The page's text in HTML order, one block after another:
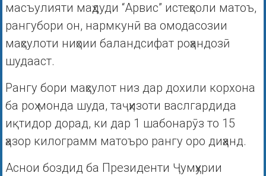
масъулияти маҳдуди “Арвис” истеҳсоли матоъ,
рангубори он, нармкунӣ ва омодасозии
маҳсулоти ниҳоии баландсифат роҳандозӣ
шудааст.
Рангу бори маҳсулот низ дар дохили корхона
ба роҳ монда шуда, таҷҳизоти васлгардида
иқтидор дорад, ки дар 1 шабонарӯз то 15
ҳазор килограмм матоъро рангу оро диҳанд.
Аснои боздид ба Президенти Ҷумҳурии